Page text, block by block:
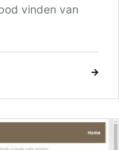
vinden van
→